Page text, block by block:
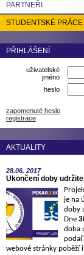
PARTNEŘI
STUDENTSKÉ PRÁCE
PŘIHLÁŠENÍ
uživatelské
jméno
heslo
zapomenuté heslo
registrace
AKTUALITY
28.06. 2017
Ukončení doby
je na
doby
Dne
doba
webové stránky poběží